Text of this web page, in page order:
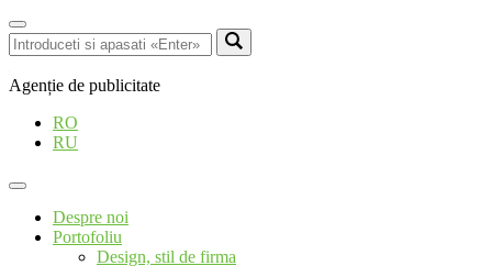
Agenție de publicitate
RO
RU
Despre noi
Portofoliu
Design, stil de firma